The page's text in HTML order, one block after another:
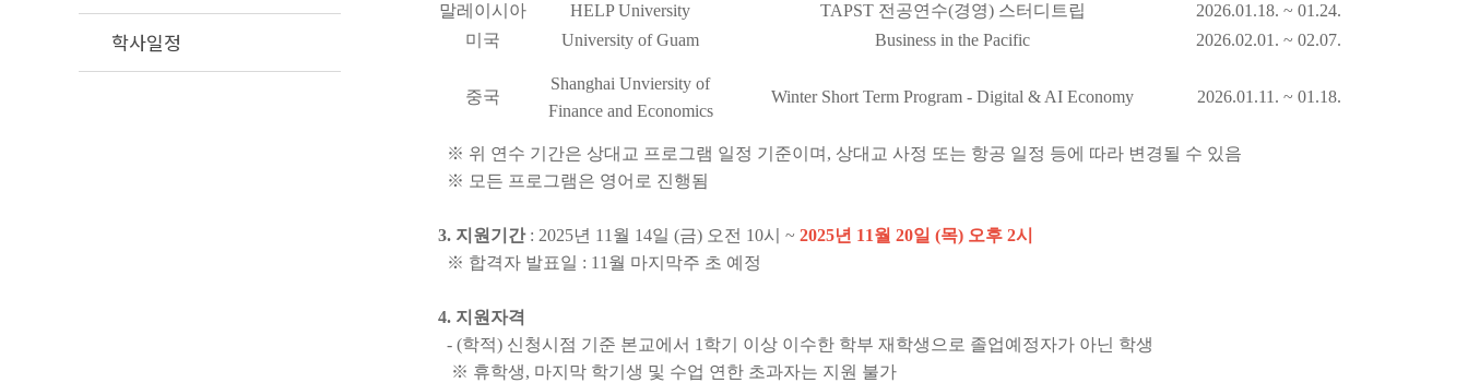
학사일정
말레이시아
HELP University TAPST 전공연수(경영) 스터디트립
2026.01.18. ~ 01.24.
미국
University of Guam Business in the Pacific 2026.02.01. ~ 02.07.
중국
Shanghai Unviersity of
Finance and Economics
Winter Short Term Program - Digital & AI Economy 2026.01.11. ~ 01.18.
※ 위 연수 기간은 상대교 프로그램 일정 기준이며, 상대교 사정 또는 항공 일정 등에 따라 변경될 수 있음
※ 모든 프로그램은 영어로 진행됨
3. 지원기간 : 2025년 11월 14일 (금) 오전 10시 ~ 2025년 11월 20일 (목) 오후 2시
※ 합격자 발표일 : 11월 마지막주 초 예정
4. 지원자격
- (학적) 신청시점 기준 본교에서 1학기 이상 이수한 학부 재학생으로 졸업예정자가 아닌 학생
※ 휴학생, 마지막 학기생 및 수업 연한 초과자는 지원 불가